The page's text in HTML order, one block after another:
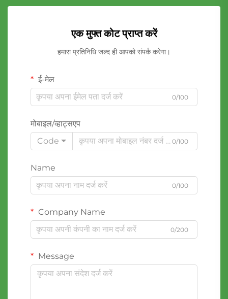
एक मुफ्त कोट प्राप्त करें
हमारा प्रतिनिधि जल्द ही आपको संपर्क करेगा।
ई-मेल
0/100
मोबाइल/व्हाट्सएप
Code
0/100
Name
0/100
Company Name
0/200
Message